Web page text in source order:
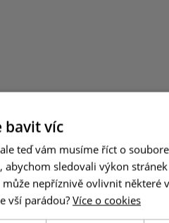
bavit víc
teď vám musíme říct o
sledovali výkon
nepříznivě ovlivnit některé
vší parádou? Více o cookies